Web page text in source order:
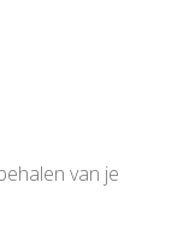
van je